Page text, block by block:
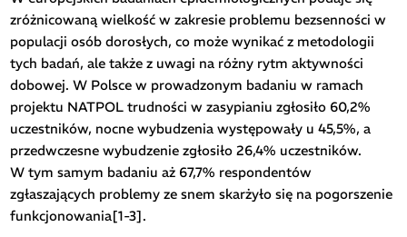
zróżnicowaną wielkość w zakresie problemu bezsenności w
populacji osób dorosłych, co może wynikać z metodologii
tych badań, ale także z uwagi na różny rytm aktywności
dobowej. W Polsce w prowadzonym badaniu w ramach
projektu NATPOL trudności w zasypianiu zgłosiło 60,2%
uczestników, nocne wybudzenia występowały u 45,5%, a
przedwczesne wybudzenie zgłosiło 26,4% uczestników.
W tym samym badaniu aż 67,7% respondentów
zgłaszających problemy ze snem skarżyło się na pogorszenie
funkcjonowania[1-3].